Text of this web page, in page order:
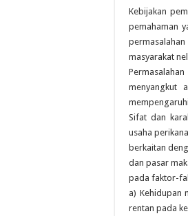
Kebijakan
pemahaman
masyarakat
menyangkut
Sifat dan
usaha
berkaitan
dan pasar
pada faktor-
a) Kehidupan
rentan pada